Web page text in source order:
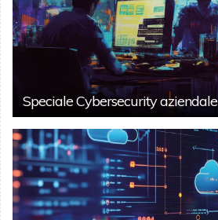
Speciale Cybersecurity aziendale